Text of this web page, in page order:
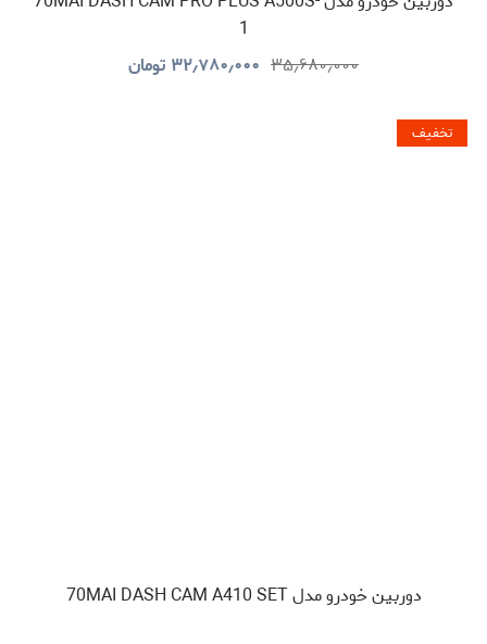
1
۳۵٫۶۸۰٫۰۰۰ ۳۲٫۷۸۰٫۰۰۰ تومان
تخفیف
دوربین خودرو مدل 70MAI DASH CAM A410 SET